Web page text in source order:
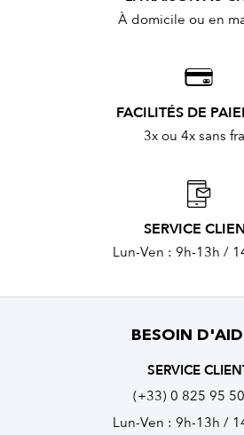
À domicile ou en
FACILITÉS DE
3x ou 4x sans
SERVICE
Lun-Ven : 9h-13h /
BESOIN
SERVICE
(+33) 0 825 95
Lun-Ven : 9h-13h /